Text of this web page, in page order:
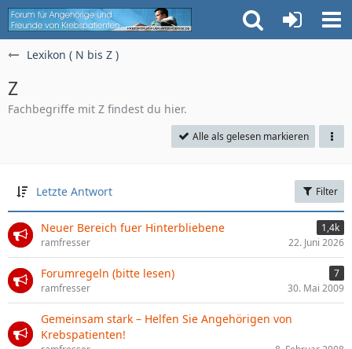
Lexikon ( N bis Z )
Z
Fachbegriffe mit Z findest du hier.
Alle als gelesen markieren
Letzte Antwort Filter
Neuer Bereich fuer Hinterbliebene
1,4k
ramfresser
22. Juni 2026
Forumregeln (bitte lesen)
7
ramfresser
30. Mai 2009
Gemeinsam stark – Helfen Sie Angehörigen von
Krebspatienten!